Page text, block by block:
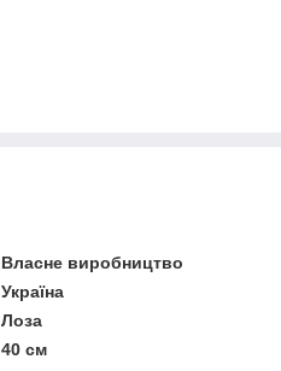
Власне виробництво
Україна
Лоза
40 см